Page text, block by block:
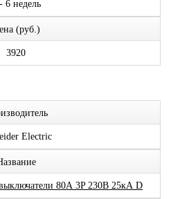
6 недель
(руб.)
3920
Electric
80А 3P 230В 25кА D